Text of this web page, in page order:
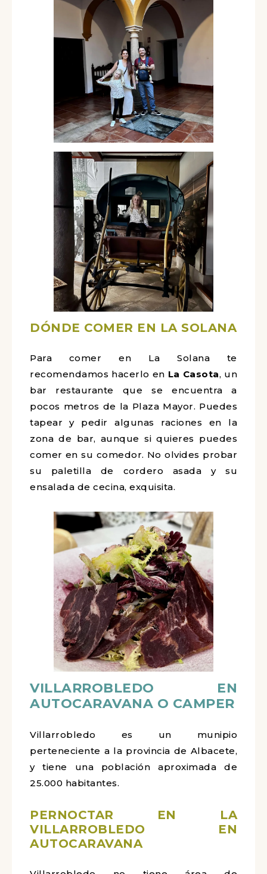
DÓNDE COMER EN LA SOLANA
Para comer en La Solana te
recomendamos hacerlo en La Casota, un
bar restaurante que se encuentra a
pocos metros de la Plaza Mayor. Puedes
tapear y pedir algunas raciones en la
zona de bar, aunque si quieres puedes
comer en su comedor. No olvides probar
su paletilla de cordero asada y su
ensalada de cecina, exquisita.
VILLARROBLEDO EN
AUTOCARAVANA O CAMPER
Villarrobledo es un munipio
perteneciente a la provincia de Albacete,
y tiene una población aproximada de
25.000 habitantes.
PERNOCTAR EN LA
VILLARROBLEDO EN
AUTOCARAVANA